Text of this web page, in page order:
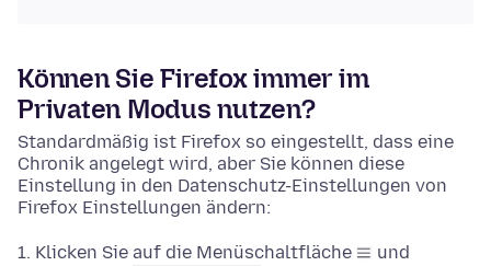
Können Sie Firefox immer im
Privaten Modus nutzen?
Standardmäßig ist Firefox so eingestellt, dass eine
Chronik angelegt wird, aber Sie können diese
Einstellung in den Datenschutz-Einstellungen von
Firefox Einstellungen ändern:
Klicken Sie auf die Menüschaltfläche
und